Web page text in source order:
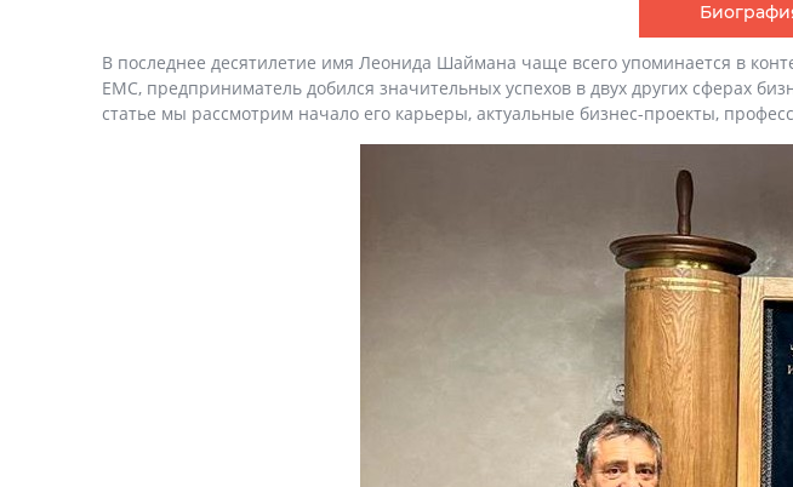
В последнее десятилетие имя Леонида Шаймана чаще всего упоминается в
ЕМС, предприниматель добился значительных успехов в двух других сферах
статье мы рассмотрим начало его карьеры, актуальные бизнес-проекты,